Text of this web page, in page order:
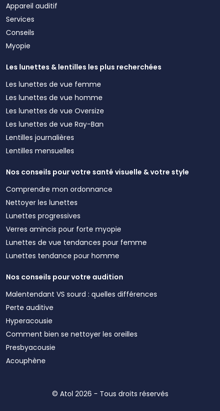
Appareil auditif
Services
Conseils
Myopie
Les lunettes & lentilles les plus recherchées
Les lunettes de vue femme
Les lunettes de vue homme
Les lunettes de vue Oversize
Les lunettes de vue Ray-Ban
Lentilles journalières
Lentilles mensuelles
Nos conseils pour votre santé visuelle & votre style
Comprendre mon ordonnance
Nettoyer les lunettes
Lunettes progressives
Verres amincis pour forte myopie
Lunettes de vue tendances pour femme
Lunettes tendance pour homme
Nos conseils pour votre audition
Malentendant VS sourd : quelles différences
Perte auditive
Hyperacousie
Comment bien se nettoyer les oreilles
Presbyacousie
Acouphène
© Atol 2026 - Tous droits réservés